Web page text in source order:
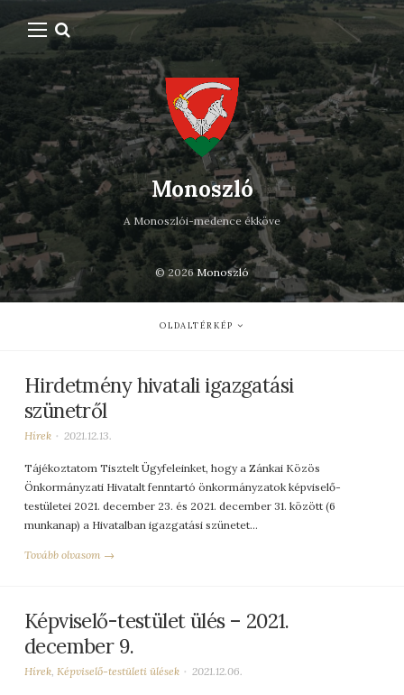
Monoszló
A Monoszlói-medence ékköve
© 2026Monoszló
OLDALTÉRKÉP
Hirdetmény hivatali igazgatási
szünetről
Hírek 2021.12.13.
Tájékoztatom Tisztelt Ügyfeleinket, hogy a Zánkai Közös
Önkormányzati Hivatalt fenntartó önkormányzatok képviselő-
testületei 2021. december 23. és 2021. december 31. között (6
munkanap) a Hivatalban igazgatási szünetet…
Tovább olvasom →
Képviselő-testület ülés – 2021.
december 9.
Hírek, Képviselő-testületi ülések 2021.12.06.